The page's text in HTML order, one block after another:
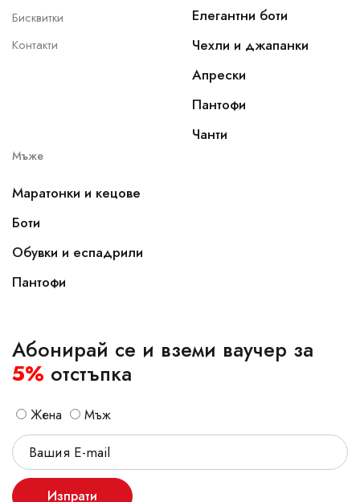
Бисквитки
Контакти
Елегантни боти
Чехли и джапанки
Апрески
Пантофи
Чанти
Мъже
Маратонки и кецове
Боти
Обувки и еспадрили
Пантофи
Абонирай се и вземи ваучер за
5% отстъпка
Жена Мъж
Изпрати